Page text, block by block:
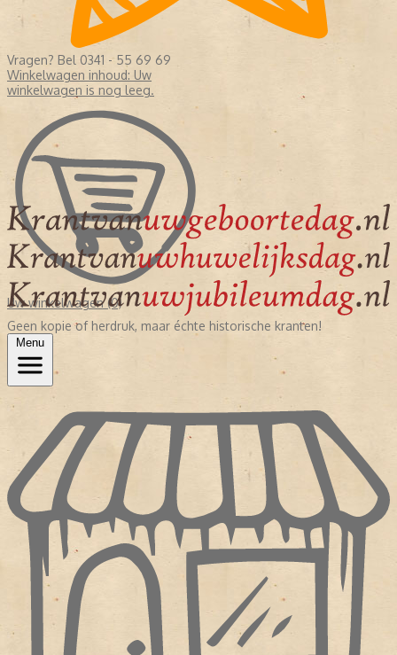
Vragen? Bel 0341 - 55 69 69
Winkelwagen inhoud: Uw
winkelwagen is nog leeg.
Uw winkelwagen (0)
Geen kopie of herdruk, maar échte historische kranten!
Menu